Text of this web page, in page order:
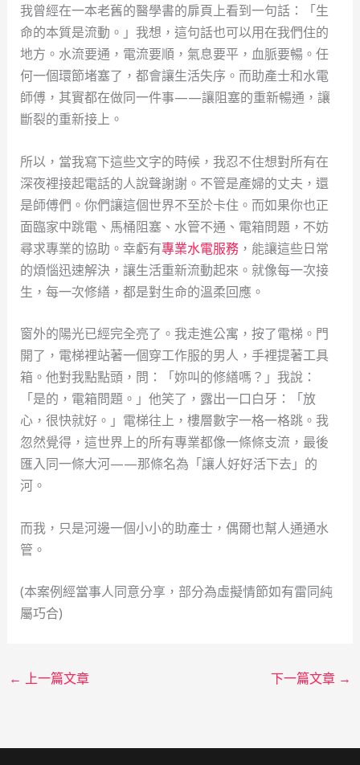
我曾經在一本老舊的醫學書的扉頁上看到一句話：「生
命的本質是流動。」我想，這句話也可以用在我們住的
地方。水流要通，電流要順，氣息要平，血脈要暢。任
何一個環節堵塞了，都會讓生活失序。而助產士和水電
師傅，其實都在做同一件事——讓阻塞的重新暢通，讓
斷裂的重新接上。
所以，當我寫下這些文字的時候，我忍不住想對所有在
深夜裡接起電話的人說聲謝謝。不管是產婦的丈夫，還
是師傅們。你們讓這個世界不至於卡住。而如果你也正
面臨家中跳電、馬桶阻塞、水管不通、電箱問題，不妨
尋求專業的協助。幸虧有專業水電服務，能讓這些日常
的煩惱迅速解決，讓生活重新流動起來。就像每一次接
生，每一次修繕，都是對生命的溫柔回應。
窗外的陽光已經完全亮了。我走進公寓，按了電梯。門
開了，電梯裡站著一個穿工作服的男人，手裡提著工具
箱。他對我點點頭，問：「妳叫的修繕嗎？」我說：
「是的，電箱問題。」他笑了，露出一口白牙：「放
心，很快就好。」電梯往上，樓層數字一格一格跳。我
忽然覺得，這世界上的所有專業都像一條條支流，最後
匯入同一條大河——那條名為「讓人好好活下去」的
河。
而我，只是河邊一個小小的助產士，偶爾也幫人通通水
管。
(本案例經當事人同意分享，部分為虛擬情節如有雷同純
屬巧合)
← 上一篇文章 下一篇文章 →